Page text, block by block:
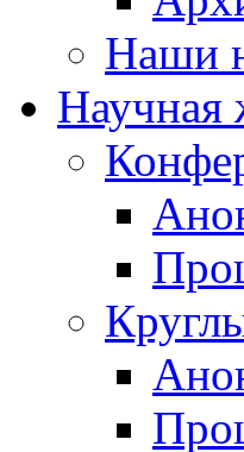
Наши
Научная